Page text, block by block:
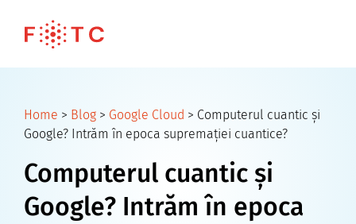
Home > Blog > Google Cloud > Computerul cuantic și
Google? Intrăm în epoca supremației cuantice?
Computerul cuantic și
Google? Intrăm în epoca